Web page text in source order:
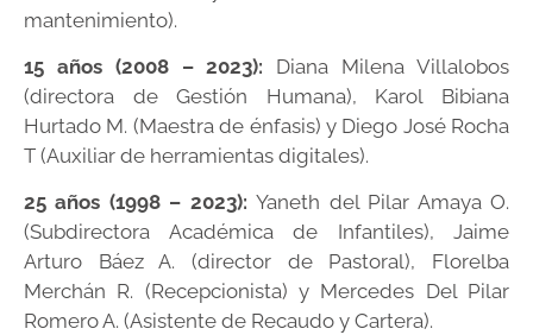
mantenimiento).
15 años (2008 – 2023): Diana Milena Villalobos
(directora de Gestión Humana), Karol Bibiana
Hurtado M. (Maestra de énfasis) y Diego José Rocha
T (Auxiliar de herramientas digitales).
25 años (1998 – 2023): Yaneth del Pilar Amaya O.
(Subdirectora Académica de Infantiles), Jaime
Arturo Báez A. (director de Pastoral), Florelba
Merchán R. (Recepcionista) y Mercedes Del Pilar
Romero A. (Asistente de Recaudo y Cartera).